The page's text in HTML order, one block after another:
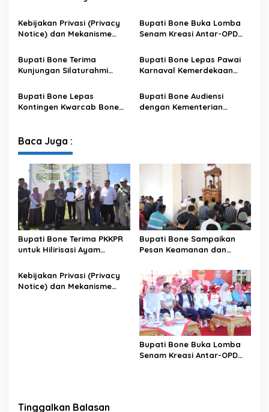
Kebijakan Privasi (Privacy
Notice) dan Mekanisme
Data pada Portal Bone
Satu Data
Bupati Bone Buka Lomba
Senam Kreasi Antar-OPD
Bupati Bone Terima
Kunjungan Silaturahmi
XIV/Hasanuddin
Bupati Bone Lepas Pawai
Karnaval Kemerdekaan
Sambut HUT ke-81 RI
Bupati Bone Lepas
Kontingen Kwarcab Bone
Bupati Bone Audiensi
dengan Kementerian
Baca Juga :
Bupati Bone Terima PKKPR
untuk Hilirisasi Ayam
Bupati Bone Sampaikan
Pesan Keamanan dan
Kebijakan Privasi (Privacy
Notice) dan Mekanisme
Bupati Bone Buka Lomba
Senam Kreasi Antar-OPD
Tinggalkan Balasan